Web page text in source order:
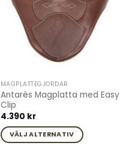
MAGPLATTEGJORDAR
Antarès Magplatta med Easy
Clip
4.390 kr
VÄLJ ALTERNATIV